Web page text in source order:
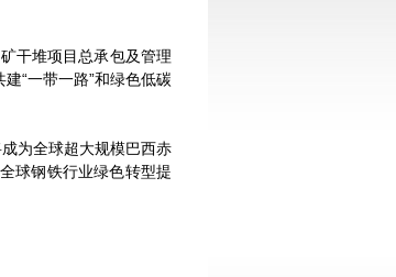
干堆项目总承包及管理
“一带一路”和绿色低碳
为全球超大规模巴西赤
球钢铁行业绿色转型提